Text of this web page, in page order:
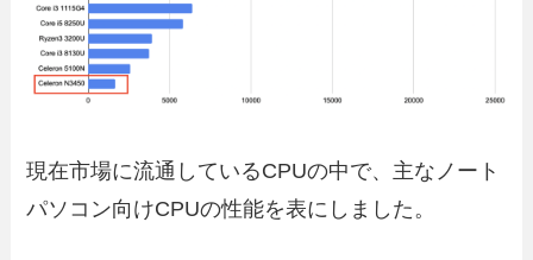
現在市場に流通しているCPUの中で、主なノート
パソコン向けCPUの性能を表にしました。